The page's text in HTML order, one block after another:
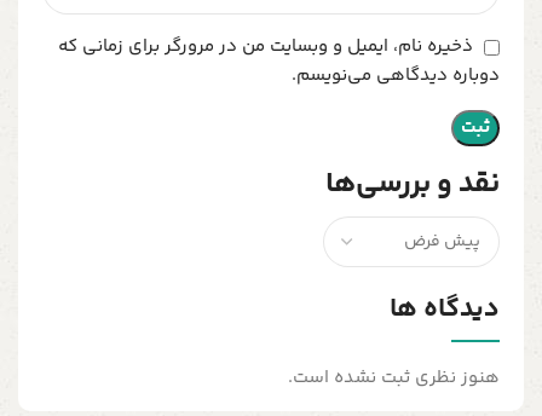
نقد و بررسی‌ها
دیدگاه ها
هنوز نظری ثبت نشده است.
ذخیره نام، ایمیل و وبسایت من در مرورگر برای زمانی که
دوباره دیدگاهی می‌نویسم.